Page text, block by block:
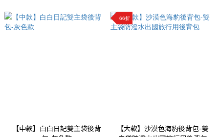
【中款】白白日記雙主袋後背
66折
【大款】沙漠色海豹後背包-雙